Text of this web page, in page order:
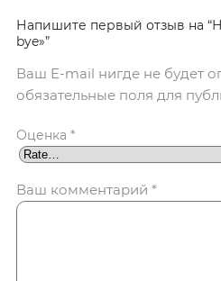
Напишите первый отзыв на
bye»”
Ваш E-mail нигде не будет
обязательные поля для
Оценка *
Ваш комментарий *